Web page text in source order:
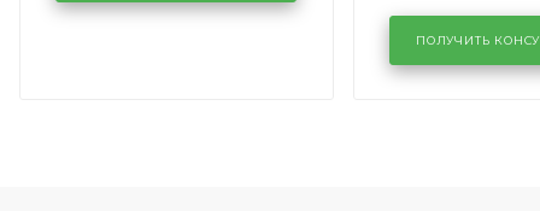
KUTUZOVV
лобового
районе
Volkswagen
ПОЛУЧИТЬ